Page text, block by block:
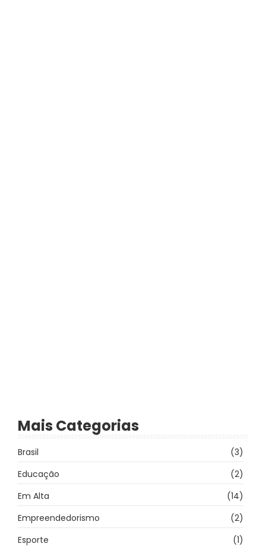
Mais Categorias
Brasil
(3)
Educação
(2)
Em Alta
(14)
Empreendedorismo
(2)
Esporte
(1)